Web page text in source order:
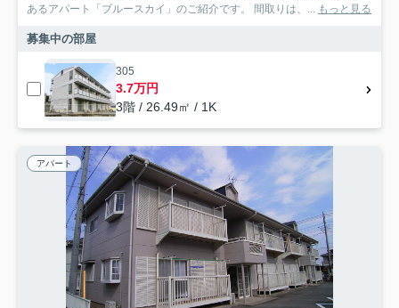
あるアパート「ブルースカイ」のご紹介です。 間取りは、...
もっと見る
募集中の部屋
305
3.7万円
3階 / 26.49㎡ / 1K
アパート